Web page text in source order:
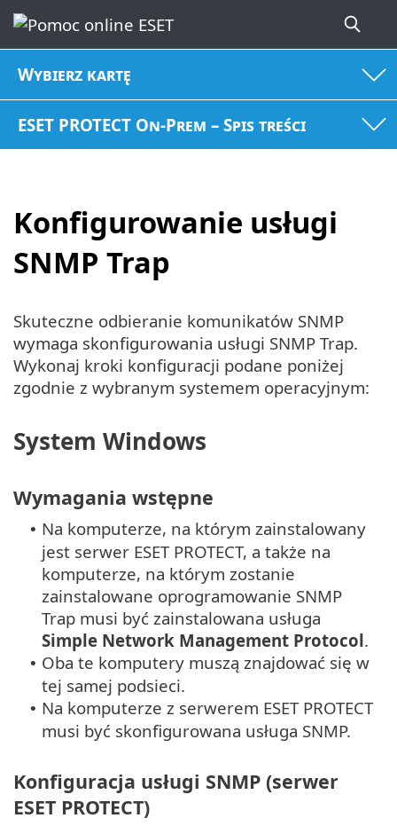
Wybierz kartę
ESET PROTECT On-Prem – Spis treści
Konfigurowanie usługi
SNMP Trap
Skuteczne odbieranie komunikatów SNMP
wymaga skonfigurowania usługi SNMP Trap.
Wykonaj kroki konfiguracji podane poniżej
zgodnie z wybranym systemem operacyjnym:
System Windows
Wymagania wstępne
• Na komputerze, na którym zainstalowany
jest serwer ESET PROTECT, a także na
komputerze, na którym zostanie
zainstalowane oprogramowanie SNMP
Trap musi być zainstalowana usługa
Simple Network Management Protocol.
• Oba te komputery muszą znajdować się w
tej samej podsieci.
• Na komputerze z serwerem ESET PROTECT
musi być skonfigurowana usługa SNMP.
Konfiguracja usługi SNMP (serwer
ESET PROTECT)